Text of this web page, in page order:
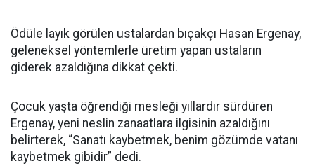
Ödüle layık görülen ustalardan bıçakçı Hasan Ergenay,
geleneksel yöntemlerle üretim yapan ustaların
giderek azaldığına dikkat çekti.
Çocuk yaşta öğrendiği mesleği yıllardır sürdüren
Ergenay, yeni neslin zanaatlara ilgisinin azaldığını
belirterek, “Sanatı kaybetmek, benim gözümde vatanı
kaybetmek gibidir” dedi.